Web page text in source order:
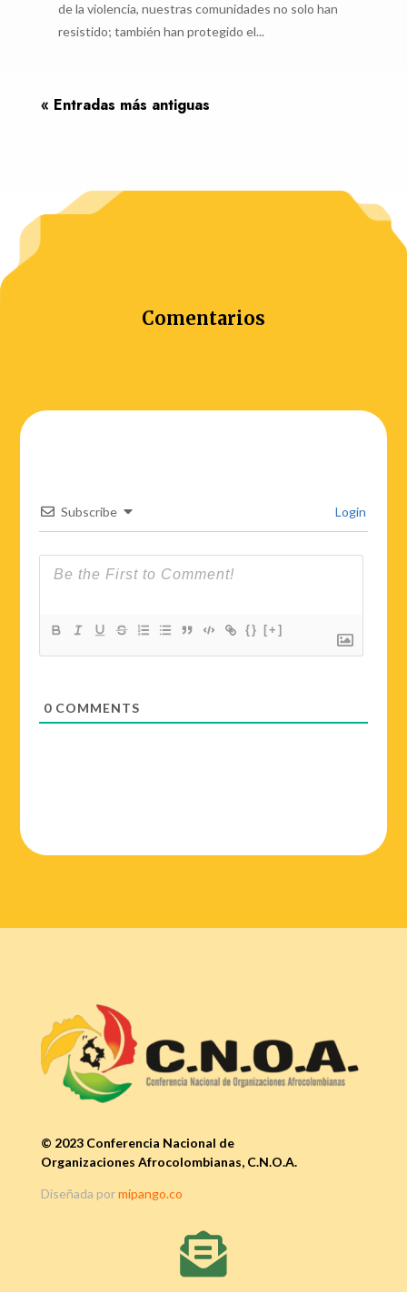
de la violencia, nuestras comunidades no solo han
resistido; también han protegido el...
« Entradas más antiguas
Comentarios
Subscribe Login
{} [+]
0 COMMENTS
© 2023 Conferencia Nacional de
Organizaciones Afrocolombianas, C.N.O.A.
Diseñada pormipango.co
